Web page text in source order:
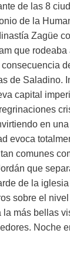
de las 8
de la
Zagüe
que rodeaba
de Saladino.
capital
en
evoca
comunes
que
de la
sobre el
la más bellas
Noche